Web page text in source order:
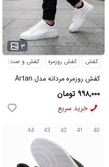
۳ ...
کفش کفش روزمره کفش و صندل
کفش روزمره مردانه مدل Artan
سفید
۹۹۸,۰۰۰ تومان
خرید سریع
40
41
42
43
44